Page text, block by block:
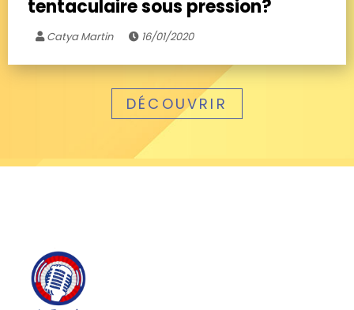
tentaculaire sous pression?
Catya Martin 16/01/2020
DÉCOUVRIR